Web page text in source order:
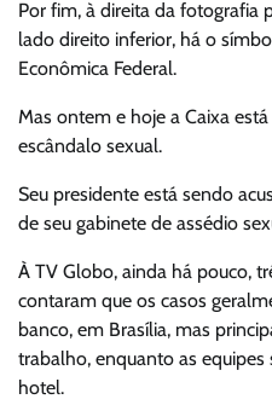
Por fim, à direita da fotografia
lado direito inferior, há o
Econômica Federal.
Mas ontem e hoje a Caixa
escândalo sexual.
Seu presidente está sendo
de seu gabinete de assédio
À TV Globo, ainda há pouco,
contaram que os casos
banco, em Brasília, mas
trabalho, enquanto as
hotel.